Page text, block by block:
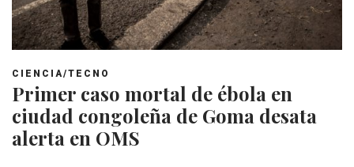
CIENCIA/TECNO
Primer caso mortal de ébola en
ciudad congoleña de Goma desata
alerta en OMS